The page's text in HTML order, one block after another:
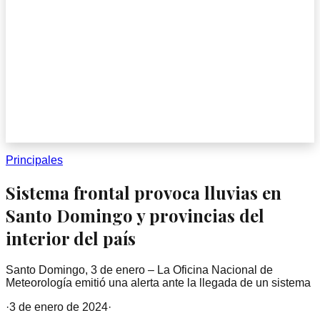
Principales
Sistema frontal provoca lluvias en
Santo Domingo y provincias del
interior del país
Santo Domingo, 3 de enero – La Oficina Nacional de
Meteorología emitió una alerta ante la llegada de un sistema
·3 de enero de 2024·